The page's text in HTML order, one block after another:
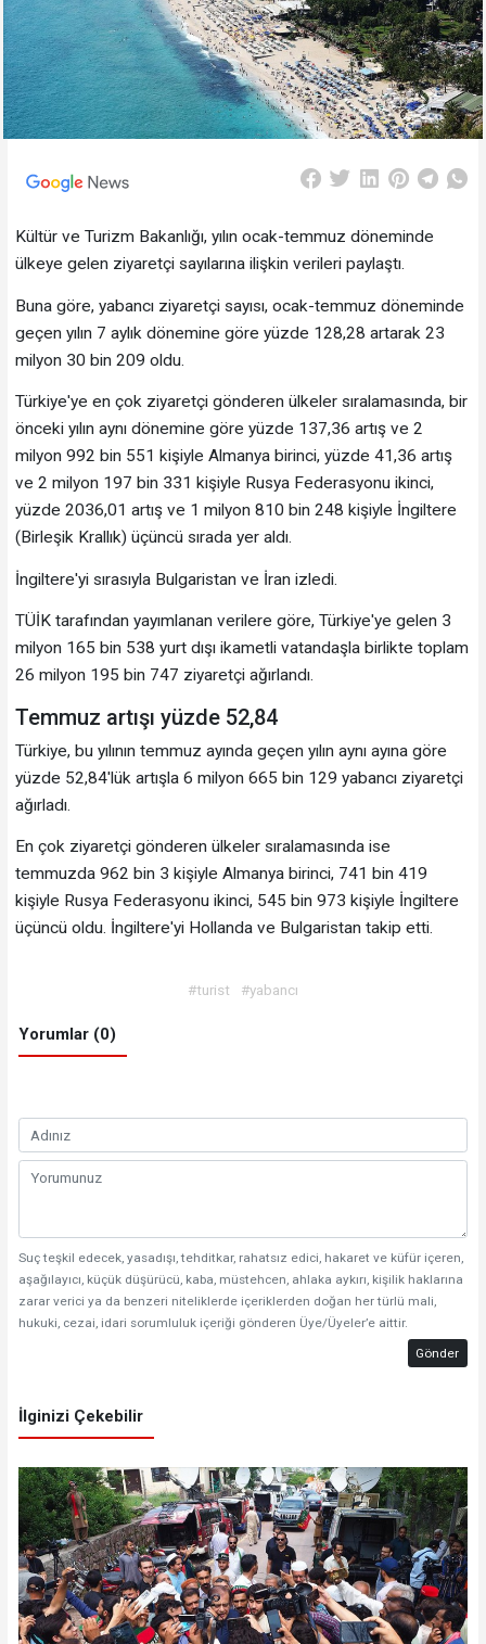
Kültür ve Turizm Bakanlığı, yılın ocak-temmuz döneminde
ülkeye gelen ziyaretçi sayılarına ilişkin verileri paylaştı.
Buna göre, yabancı ziyaretçi sayısı, ocak-temmuz döneminde
geçen yılın 7 aylık dönemine göre yüzde 128,28 artarak 23
milyon 30 bin 209 oldu.
Türkiye'ye en çok ziyaretçi gönderen ülkeler sıralamasında, bir
önceki yılın aynı dönemine göre yüzde 137,36 artış ve 2
milyon 992 bin 551 kişiyle Almanya birinci, yüzde 41,36 artış
ve 2 milyon 197 bin 331 kişiyle Rusya Federasyonu ikinci,
yüzde 2036,01 artış ve 1 milyon 810 bin 248 kişiyle İngiltere
(Birleşik Krallık) üçüncü sırada yer aldı.
İngiltere'yi sırasıyla Bulgaristan ve İran izledi.
TÜİK tarafından yayımlanan verilere göre, Türkiye'ye gelen 3
milyon 165 bin 538 yurt dışı ikametli vatandaşla birlikte toplam
26 milyon 195 bin 747 ziyaretçi ağırlandı.
Temmuz artışı yüzde 52,84
Türkiye, bu yılının temmuz ayında geçen yılın aynı ayına göre
yüzde 52,84'lük artışla 6 milyon 665 bin 129 yabancı ziyaretçi
ağırladı.
En çok ziyaretçi gönderen ülkeler sıralamasında ise
temmuzda 962 bin 3 kişiyle Almanya birinci, 741 bin 419
kişiyle Rusya Federasyonu ikinci, 545 bin 973 kişiyle İngiltere
üçüncü oldu. İngiltere'yi Hollanda ve Bulgaristan takip etti.
#turist #yabancı
Yorumlar (0)
Suç teşkil edecek, yasadışı, tehditkar, rahatsız edici, hakaret ve küfür içeren,
aşağılayıcı, küçük düşürücü, kaba, müstehcen, ahlaka aykırı, kişilik haklarına
zarar verici ya da benzeri niteliklerde içeriklerden doğan her türlü mali,
hukuki, cezai, idari sorumluluk içeriği gönderen Üye/Üyeler’e aittir.
Gönder
İlginizi Çekebilir